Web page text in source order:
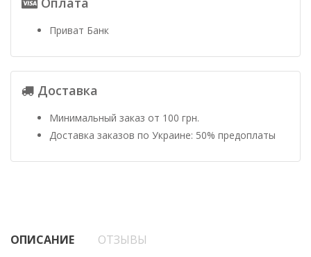
Приват Банк
Доставка
Минимальный заказ от 100 грн.
Доставка заказов по Украине: 50% предоплаты
ОПИСАНИЕ ОТЗЫВЫ